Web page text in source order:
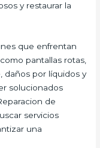
y restaurar la
que enfrentan
pantallas rotas,
daños por líquidos y
solucionados
de
servicios
una